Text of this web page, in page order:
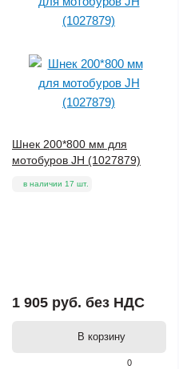
0
Шнек 200*800 мм для
мотобуров JH (1027879)
в наличии 17 шт.
1 905 руб. без НДС
В корзину